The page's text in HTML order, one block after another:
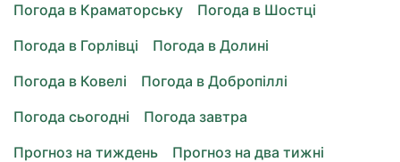
Погода в Краматорську
Погода в Шостці
Погода в Горлівці
Погода в Долині
Погода в Ковелі
Погода в Добропіллі
Погода сьогодні
Погода завтра
Прогноз на тиждень
Прогноз на два тижні